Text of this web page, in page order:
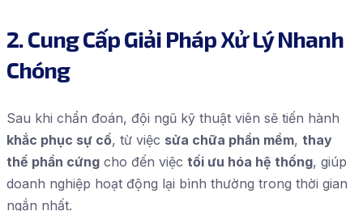
2. Cung Cấp Giải Pháp Xử Lý Nhanh
Chóng
Sau khi chẩn đoán, đội ngũ kỹ thuật viên sẽ tiến hành
khắc phục sự cố, từ việc sửa chữa phần mềm, thay
thế phần cứng cho đến việc tối ưu hóa hệ thống, giúp
doanh nghiệp hoạt động lại bình thường trong thời gian
ngắn nhất.